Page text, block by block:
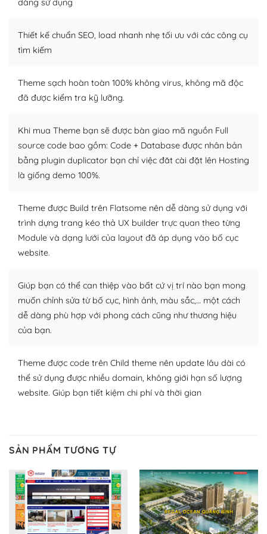
WordPress là nơi lưu trữ cho một diễn đàn cộng đồng
người cuồng tín WordPress.
Nếu bạn gặp khó khăn, bạn có thể lên mạng và tìm
lời, giải đáp vấn đề của bạn.
Cộng đồng sử dụng WordPress sẵn sàng hỗ trợ bạn
– Đa dạng plugin và themes
Plugin mở rộng là thành phần cài đặt thêm vào
WordPress để tăng thêm các tính năng cần thiết. Có
nhiều plugin trả phí hoặc miễn phí.
Nhờ lượng người dùng đông đảo, thư viện themes và
thích chọn lựa plugin và themes phù hợp cho mục đích
lập website của mình.
WordPress đa dạng plugin và themes
Với mọi Hosting bất kỳ thì WordPress đều có thể dễ
dàng thiết lập vì thực tế nó đã cung cấp khoảng 60%
trang web WordPress của bạn.
Dễ dàng lựa chọn Hosting cho website WordPress
– Bảo mật cực tốt
Vì WordPress hiện là nền tảng xây dựng trang web và
dàng sử dụng
Thiết kế chuẩn SEO, load nhanh nhẹ tối ưu với các công cụ
tìm kiếm
Theme sạch hoàn toàn 100% không virus, không mã độc
đã được kiểm tra kỹ lưỡng.
Khi mua Theme bạn sẽ được bàn giao mã nguồn Full
source code bao gồm: Code + Database được nhân bản
bằng plugin duplicator bạn chỉ việc đăt cài đặt lên Hosting
là giống demo 100%.
Theme được Build trên Flatsome nên dễ dàng sử dụng với
trình dựng trang kéo thả UX builder trực quan theo từng
Module và dạng lưới của layout đã áp dụng vào bố cục
website.
Giúp bạn có thể can thiệp vào bất cứ vị trí nào bạn mong
muốn chỉnh sửa từ bố cục, hình ảnh, màu sắc,… một cách
dễ dàng phù hợp với phong cách cũng như thương hiệu
của bạn.
Theme được code trên Child theme nên update lâu dài có
thể sử dụng được nhiều domain, không giới hạn số lượng
website. Giúp bạn tiết kiệm chi phí và thời gian
SẢN PHẨM TƯƠNG TỰ